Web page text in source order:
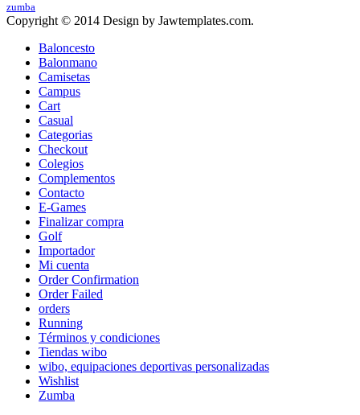
zumba
Copyright © 2014 Design by Jawtemplates.com.
Baloncesto
Balonmano
Camisetas
Campus
Cart
Casual
Categorias
Checkout
Colegios
Complementos
Contacto
E-Games
Finalizar compra
Golf
Importador
Mi cuenta
Order Confirmation
Order Failed
orders
Running
Términos y condiciones
Tiendas wibo
wibo, equipaciones deportivas personalizadas
Wishlist
Zumba